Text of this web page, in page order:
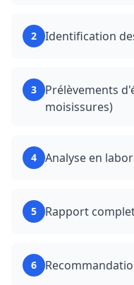
2 Identification
3
Prélèvements
moisissures)
4 Analyse en
5 Rapport
6